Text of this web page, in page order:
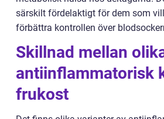
särskilt fördelaktigt för dem som
förbättra kontrollen över
Skillnad mellan
antiinflammatorisk
frukost